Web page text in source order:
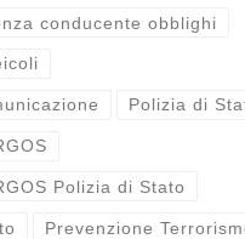
conducente obblighi
Polizia di
Polizia di Stato
Prevenzione